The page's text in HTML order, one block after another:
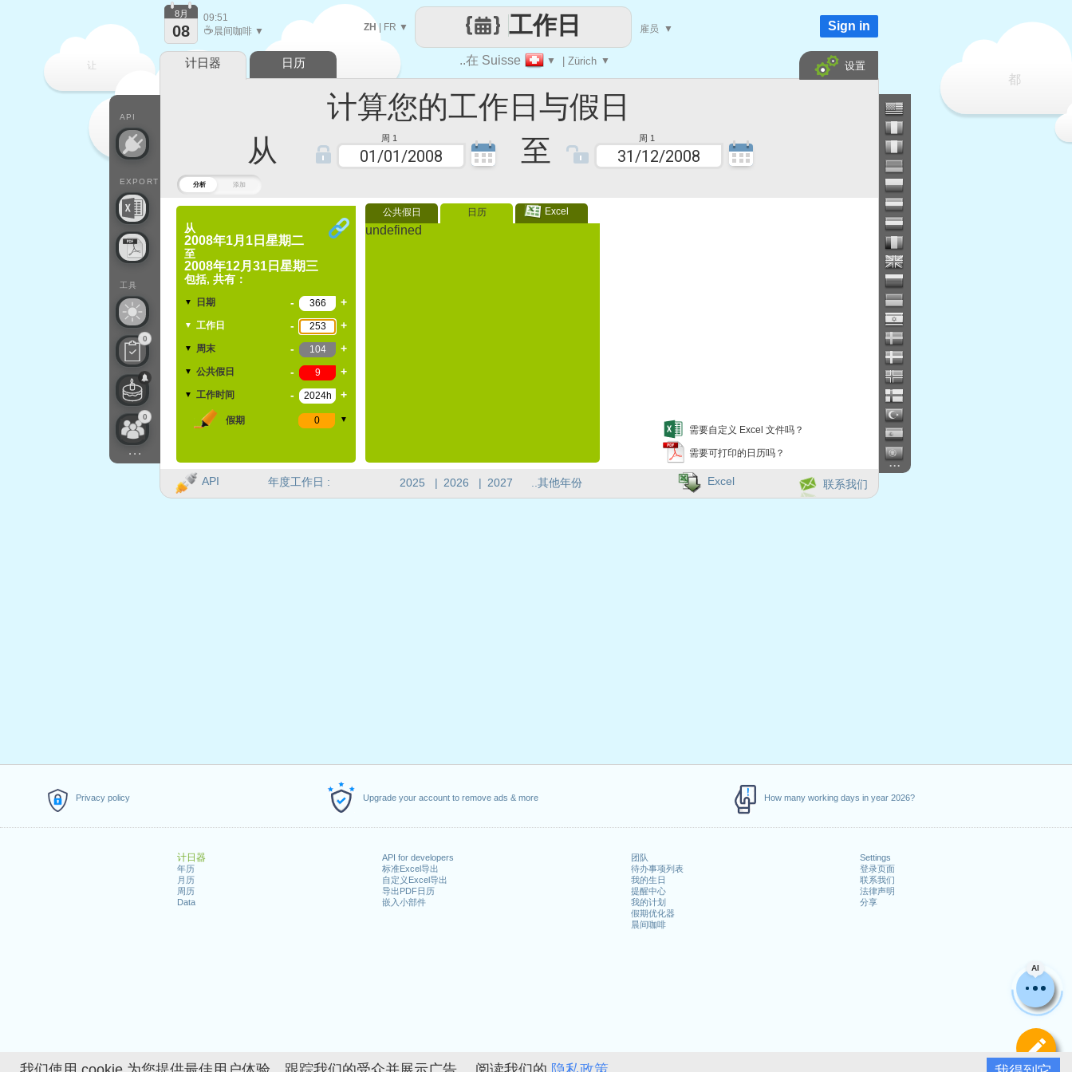
Privacy policy Upgrade your account to remove ads & more How many working days in year 2026?
计日器
年历
月历
周历
Data
API for developers
标准Excel导出
自定义Excel导出
导出PDF日历
嵌入小部件
团队
待办事项列表
我的生日
提醒中心
我的计划
假期优化器
晨间咖啡
Settings
登录页面
联系我们
法律声明
分享
分析 添加
计算您的工作日与假日
从
周 1 至 周 1
从
2008年1月1日星期二
至
2008年12月31日星期三
包括, 共有：
▼ 日期 - +
▼ 工作日 - +
▼ 周末 - +
▼ 公共假日 - +
▼ 工作时间 - +
假期 ▼
公共假日 日历 Excel
undefined
需要自定义 Excel 文件吗？
需要可打印的日历吗？
定
AI
让
都
..在 Suisse ▼ | Zürich ▼
工作日
ZH | FR ▼ 雇员 ▼
API
EXPORT
工具
0
0
...
8月
08
09:51
☕晨间咖啡 ▼ Sign in
计日器 日历 设置
年度工作日 : 2025 | 2026 | 2027 ..其他年份
...
API 联系我们
Excel